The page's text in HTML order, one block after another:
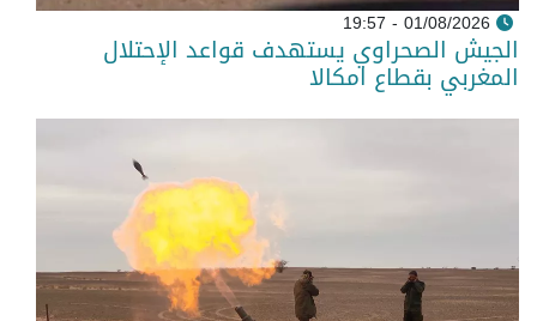
01/08/2026 - 19:57
الجيش الصحراوي يستهدف قواعد الإحتلال
المغربي بقطاع امكالا